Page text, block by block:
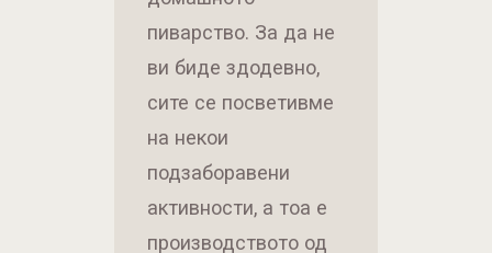
пиварство. За да не
ви биде здодевно,
сите се посветивме
на некои
подзаборавени
активности, а тоа е
производството од